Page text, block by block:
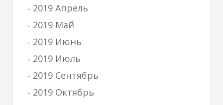
2019 Апрель
2019 Май
2019 Июнь
2019 Июль
2019 Сентябрь
2019 Октябрь